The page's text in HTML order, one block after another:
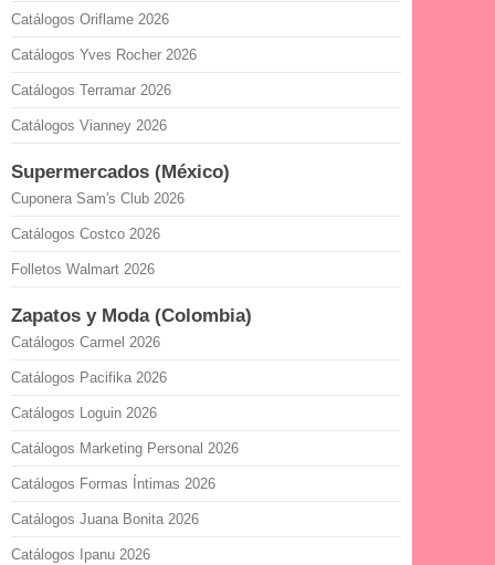
Catálogos Oriflame 2026
Catálogos Yves Rocher 2026
Catálogos Terramar 2026
Catálogos Vianney 2026
Supermercados (México)
Cuponera Sam's Club 2026
Catálogos Costco 2026
Folletos Walmart 2026
Zapatos y Moda (Colombia)
Catálogos Carmel 2026
Catálogos Pacifika 2026
Catálogos Loguin 2026
Catálogos Marketing Personal 2026
Catálogos Formas Íntimas 2026
Catálogos Juana Bonita 2026
Catálogos Ipanu 2026